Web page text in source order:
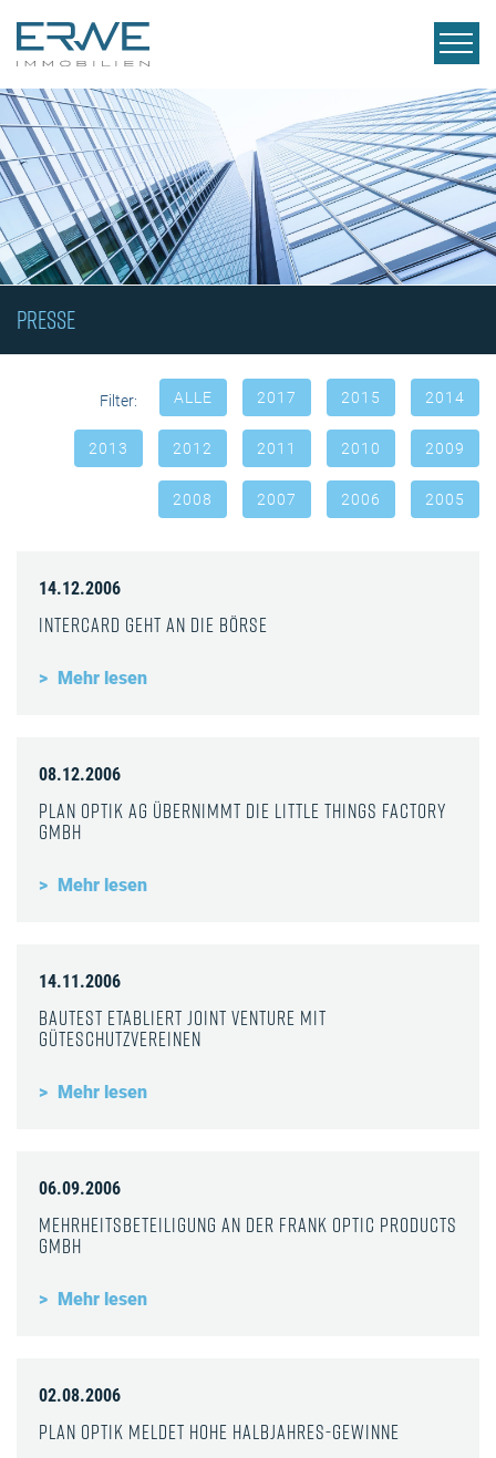
PRESSE
Filter: ALLE 2017 2015 2014
2013 2012 2011 2010 2009
2008 2007 2006 2005
14.12.2006
InterCard geht an die Börse
Mehr lesen
08.12.2006
Plan Optik AG übernimmt die Little Things Factory
GmbH
Mehr lesen
14.11.2006
Bautest etabliert Joint Venture mit
Güteschutzvereinen
Mehr lesen
06.09.2006
Mehrheitsbeteiligung an der Frank Optic Products
GmbH
Mehr lesen
02.08.2006
Plan Optik meldet hohe Halbjahres-Gewinne